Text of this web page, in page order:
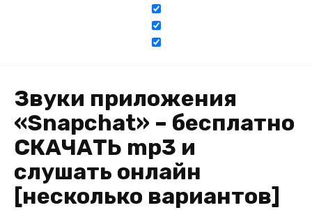
Звуки приложения
«Snapchat» – бесплатно
СКАЧАТЬ mp3 и
слушать онлайн
[несколько вариантов]